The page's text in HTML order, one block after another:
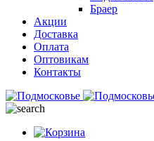
Браер
Акции
Доставка
Оплата
Оптовикам
Контакты